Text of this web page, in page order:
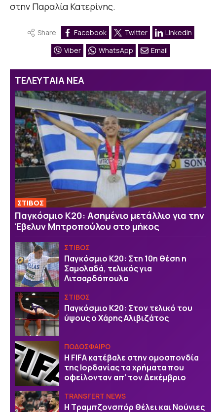
στην Παραλία Κατερίνης.
Share Facebook Twitter
Linkedin
Viber
WhatsApp Email
ΤΕΛΕΥΤΑΙΑ ΝΕΑ
ΣΤΙΒΟΣ
Παγκόσμιο Κ20: Ασημένιο μετάλλιο για την
Έβελυν Μητροπούλου στο μήκος
ΣΤΙΒΟΣ
Παγκόσμιο Κ20: Στη 10η θέση η
Σαμολαδά, τελικός για
Λιτσαρδόπουλο
ΣΤΙΒΟΣ
Παγκόσμιο Κ20: Στον τελικό του
ύψους ο Χάρης Αλιβιζάτος
ΠΟΔΟΣΦΑΙΡΟ
Η FIFA κατέβαλε στην ομοσπονδία
της Ιορδανίας τα χρήματα που
οφείλονταν απ’ τον Δεκέμβριο
TRANSFERT NEWS
Η Τραμπζονσπόρ θέλει και Νούνιες